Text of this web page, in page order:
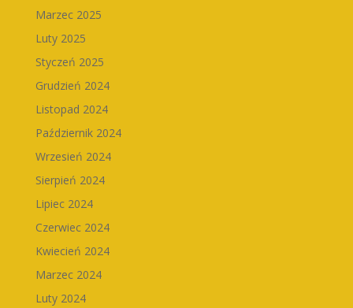
Marzec 2025
Luty 2025
Styczeń 2025
Grudzień 2024
Listopad 2024
Październik 2024
Wrzesień 2024
Sierpień 2024
Lipiec 2024
Czerwiec 2024
Kwiecień 2024
Marzec 2024
Luty 2024